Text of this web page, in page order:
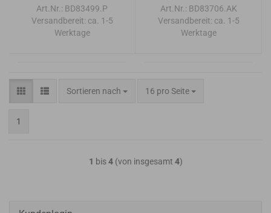
Art.Nr.: BD83499.P
Versandbereit: ca. 1-5
Werktage
Art.Nr.: BD83706.AK
Versandbereit: ca. 1-5
Werktage
Sortieren nach
Sortieren nach 16 pro Seite
pro Seite
1
1 bis4(von insgesamt 4)